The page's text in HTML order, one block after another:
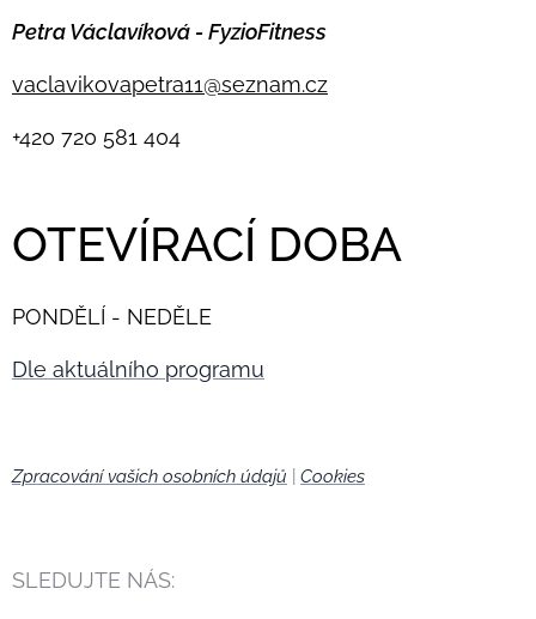
Petra Václavíková - FyzioFitness
vaclavikovapetra11@seznam.cz
+420 720 581 404
OTEVÍRACÍ DOBA
PONDĚLÍ - NEDĚLE
Dle aktuálního programu
Zpracování vašich osobních údajů Cookies
SLEDUJTE NÁS: